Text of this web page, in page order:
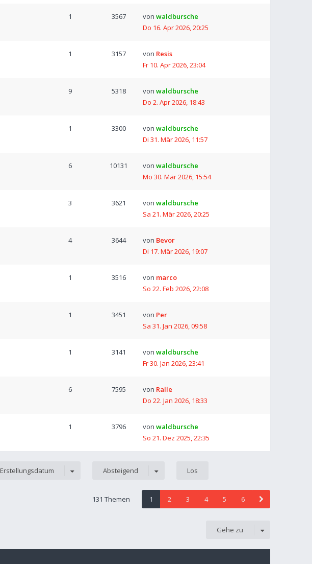
1 3567 von waldbursche
Do 16. Apr 2026, 20:25
1 3157 von Resis
Fr 10. Apr 2026, 23:04
9 5318 von waldbursche
Do 2. Apr 2026, 18:43
1 3300 von waldbursche
Di 31. Mär 2026, 11:57
6 10131 von waldbursche
Mo 30. Mär 2026, 15:54
3 3621 von waldbursche
Sa 21. Mär 2026, 20:25
4 3644 von Bevor
Di 17. Mär 2026, 19:07
1 3516 von marco
So 22. Feb 2026, 22:08
1 3451 von Per
Sa 31. Jan 2026, 09:58
1 3141 von waldbursche
Fr 30. Jan 2026, 23:41
6 7595 von Ralle
Do 22. Jan 2026, 18:33
1 3796 von waldbursche
So 21. Dez 2025, 22:35
Erstellungsdatum Absteigend
131 Themen 1 2 3 4 5 6
Gehe zu